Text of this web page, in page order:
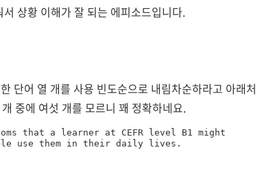
상황 이해가 잘 되는 에피소드입니다.
단어 열 개를 사용 빈도순으로 내림차순하라고 아래처
중에 여섯 개를 모르니 꽤 정확하네요.
that a learner at CEFR level B1 might
use them in their daily lives.